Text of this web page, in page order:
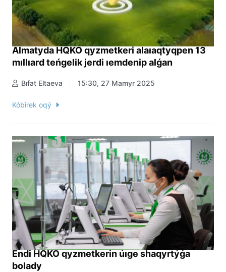
Almatyda HQKO qyzmetkeri alaıaqtyqpen 13
mıllıard teńgelik jerdi ıemdenip alǵan
Bıfat Eltaeva 15:30, 27 Mamyr 2025
Kóbirek oqý
Endi HQKO qyzmetkerin úıge shaqyrtýǵa
bolady